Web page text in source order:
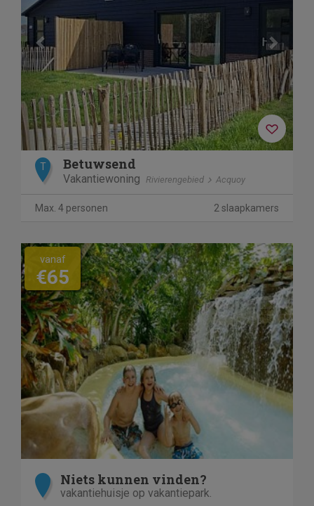
T Betuwsend
Vakantiewoning Rivierengebied Acquoy
Max. 4 personen 2 slaapkamers
vanaf
€65
Niets kunnen vinden?
vakantiehuisje op vakantiepark.